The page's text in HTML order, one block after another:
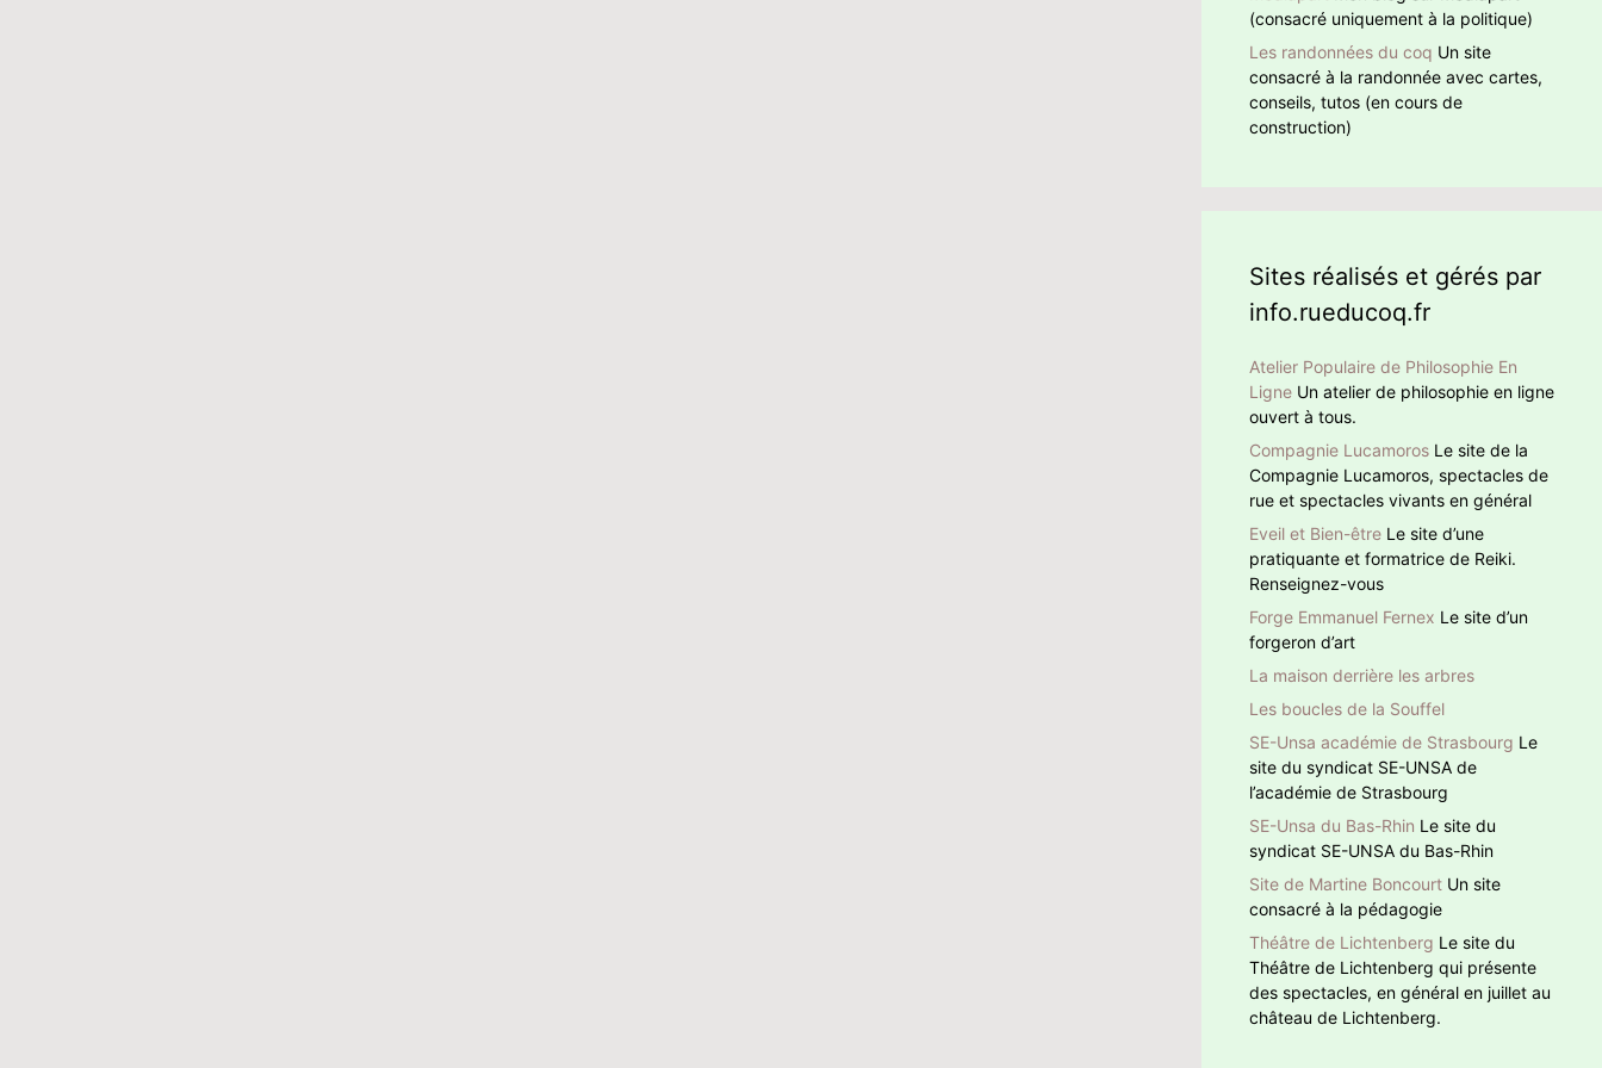
(consacré uniquement à la politique)
Les randonnées du coq Un site
consacré à la randonnée avec cartes,
conseils, tutos (en cours de
construction)
Sites réalisés et gérés par
info.rueducoq.fr
Atelier Populaire de Philosophie En
Ligne Un atelier de philosophie en ligne
ouvert à tous.
Compagnie Lucamoros Le site de la
Compagnie Lucamoros, spectacles de
rue et spectacles vivants en général
Eveil et Bien-être Le site d’une
pratiquante et formatrice de Reiki.
Renseignez-vous
Forge Emmanuel Fernex Le site d’un
forgeron d’art
La maison derrière les arbres
Les boucles de la Souffel
SE-Unsa académie de Strasbourg Le
site du syndicat SE-UNSA de
l’académie de Strasbourg
SE-Unsa du Bas-Rhin Le site du
syndicat SE-UNSA du Bas-Rhin
Site de Martine Boncourt Un site
consacré à la pédagogie
Théâtre de Lichtenberg Le site du
Théâtre de Lichtenberg qui présente
des spectacles, en général en juillet au
château de Lichtenberg.